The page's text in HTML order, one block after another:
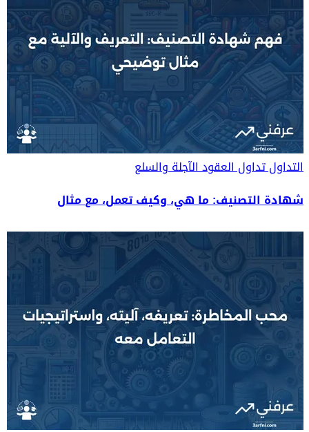
التداولتداول العقود الآجلة والسلع
شهادة التصنيف: ما هي، وكيف تعمل، مع مثال